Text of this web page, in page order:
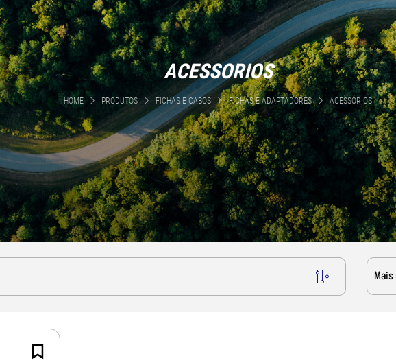
ACESSORIOS
HOME PRODUTOS FICHAS E CABOS FICHAS E ADAPTADORES ACESSORIOS